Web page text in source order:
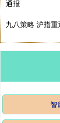
通报
九八策略 沪指
智